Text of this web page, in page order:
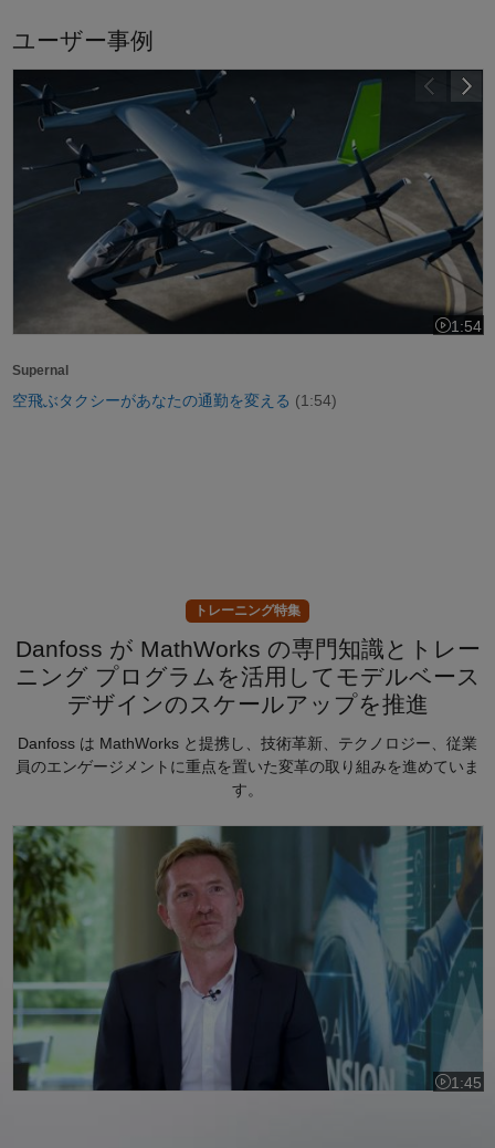
ユーザー事例
空飛ぶタクシーがあなたの通勤を変える
1:54
ビデオ
Supernal
空飛ぶタクシーがあなたの通勤を変える (1:54)
トレーニング特集
Danfoss が MathWorks の専門知識とトレー
ニング プログラムを活用してモデルベース
デザインのスケールアップを推進
Danfoss は MathWorks と提携し、技術革新、テクノロジー、従業
員のエンゲージメントに重点を置いた変革の取り組みを進めていま
す。
Danfoss は MathWorks の専門知識とトレーニング プログラムを通
1:45
ビデオ